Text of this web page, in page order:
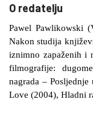
O redatelju
Pawel Pawlikowski
Nakon studija
iznimno zapaženih i
filmografije:
nagrada –
Love (2004), Hladni